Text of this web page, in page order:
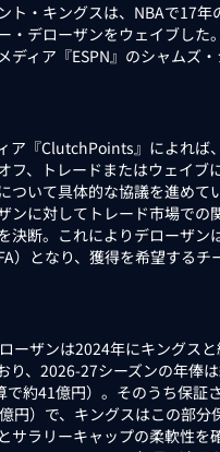
ト・キングスは、NBAで17年
・デローザンをウェイブした
ディア『ESPN』のシャムズ
ア『ClutchPoints』によれば
フ、トレードまたはウェイブ
ついて具体的な協議を進めて
ンに対してトレード市場での
決断。これによりデローザン
）となり、獲得を希望するチ
ーザンは2024年にキングス
り、2026-27シーズンの年俸
で約41億円）。そのうち保証
円）で、キングスはこの部
サラリーキャップの柔軟性を